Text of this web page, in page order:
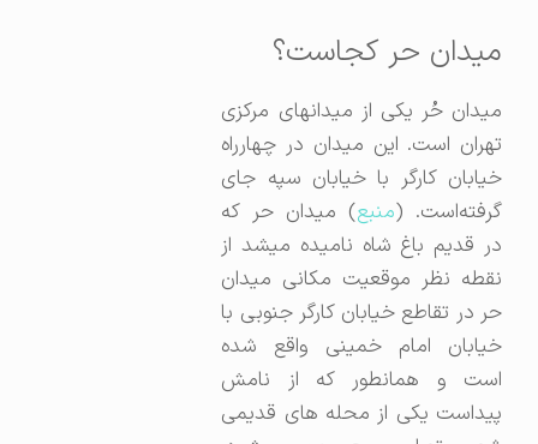
میدان حر کجاست؟
میدان حُر یکی از میدانهای مرکزی
تهران است. این میدان در چهارراه
خیابان کارگر با خیابان سپه جای
گرفته‌است. (منبع) میدان حر که
در قدیم باغ شاه نامیده میشد از
نقطه نظر موقعیت مکانی میدان
حر در تقاطع خیابان کارگر جنوبی با
خیابان امام خمینی واقع شده
است و همانطور که از نامش
پیداست یکی از محله های قدیمی